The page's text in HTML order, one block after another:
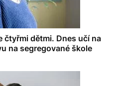
čtyřmi dětmi. Dnes učí na
na segregované škole